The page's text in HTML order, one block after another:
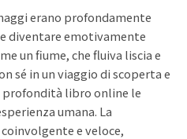
erano profondamente
diventare emotivamente
un fiume, che fluiva liscia e
sé in un viaggio di scoperta e
profondità libro online le
umana. La
e veloce,